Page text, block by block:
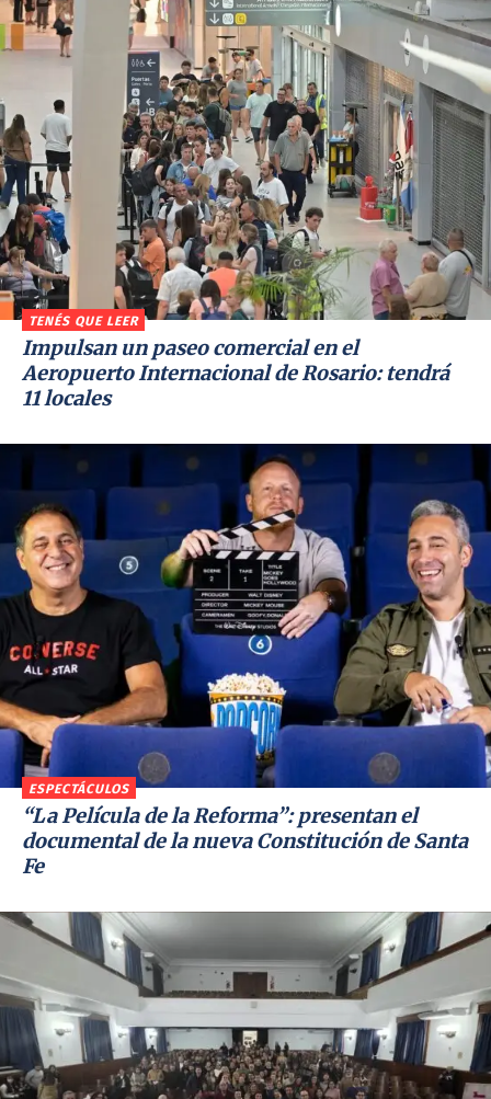
TENÉS QUE LEER
Impulsan un paseo comercial en el
Aeropuerto Internacional de Rosario: tendrá
11 locales
ESPECTÁCULOS
“La Película de la Reforma”: presentan el
documental de la nueva Constitución de Santa
Fe